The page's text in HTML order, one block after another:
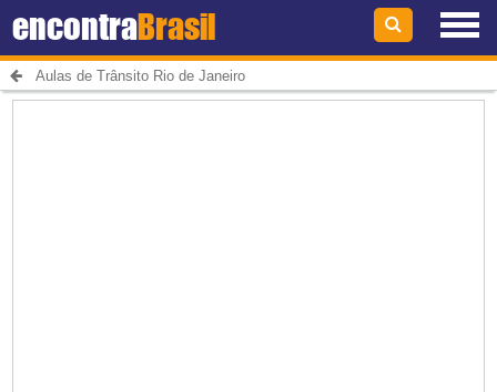
encontraBrasil
Aulas de Trânsito Rio de Janeiro